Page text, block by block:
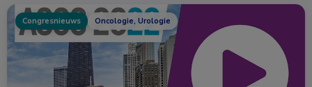
Congresnieuws Oncologie, Urologie